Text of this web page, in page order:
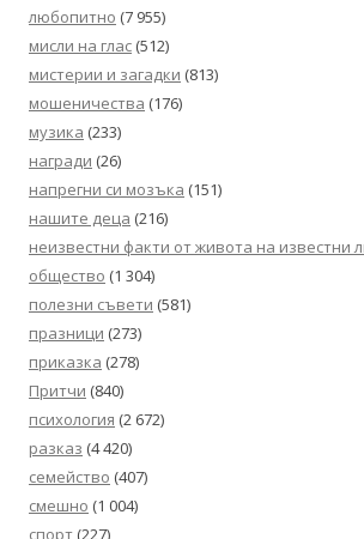
любопитно (7 955)
мисли на глас (512)
мистерии и загадки (813)
мошеничества (176)
музика (233)
награди (26)
напрегни си мозъка (151)
нашите деца (216)
неизвестни факти от живота на известни
общество (1 304)
полезни съвети (581)
празници (273)
приказка (278)
Притчи (840)
психология (2 672)
разказ (4 420)
семейство (407)
смешно (1 004)
спорт (227)